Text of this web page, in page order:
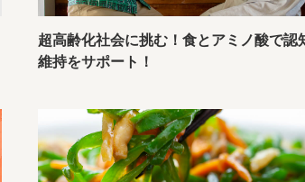
超高齢化社会に挑む！食とアミノ酸で認
維持をサポート！